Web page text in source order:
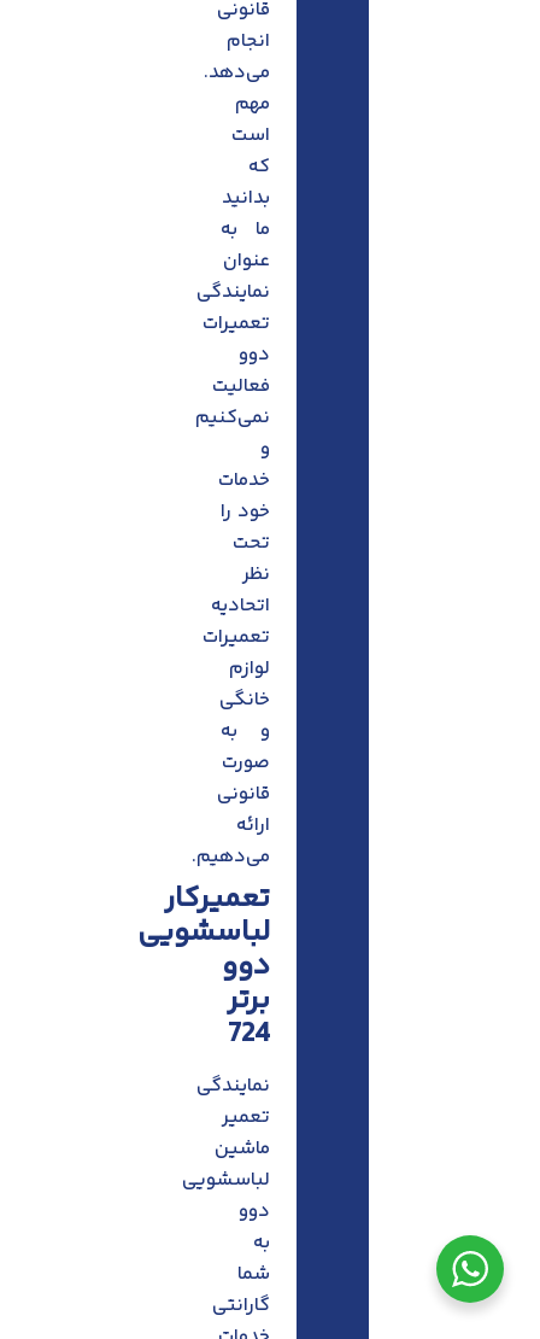
قانونی
انجام
می‌دهد.
مهم
است
که
بدانید
ما به
عنوان
نمایندگی
تعمیرات
دوو
فعالیت
نمی‌کنیم
و
خدمات
خود را
تحت
نظر
اتحادیه
تعمیرات
لوازم
خانگی
و به
صورت
قانونی
ارائه
می‌دهیم.
تعمیرکار
لباسشویی
دوو
برتر
724
نمایندگی
تعمیر
ماشین
لباسشویی
دوو
به
شما
گارانتی